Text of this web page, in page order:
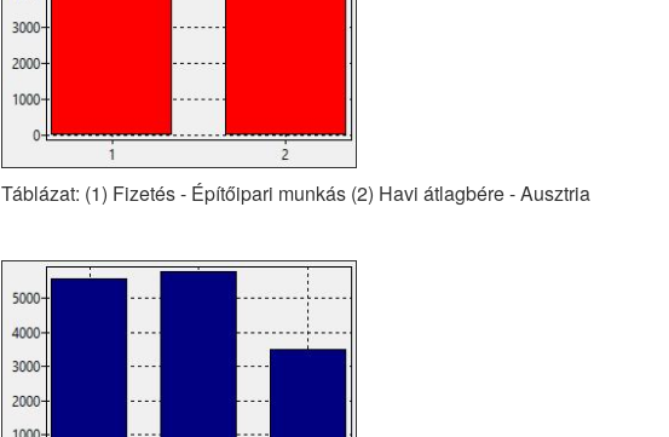
Táblázat: (1) Fizetés - Építőipari munkás (2) Havi átlagbére - Ausztria